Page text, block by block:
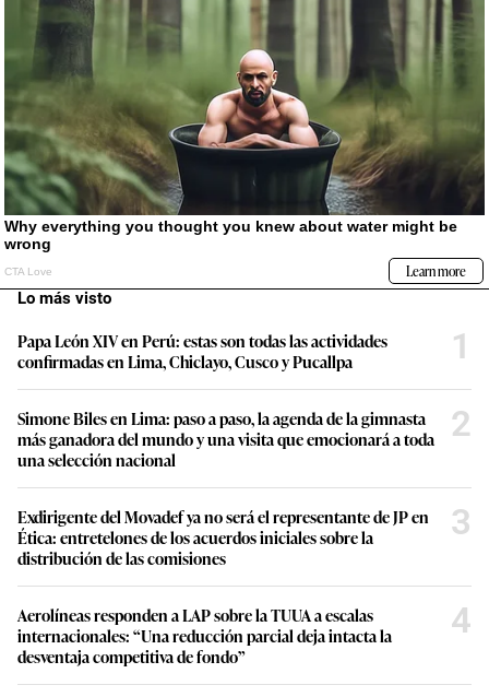
Lo más visto
Papa León XIV en Perú: estas son todas las actividades
confirmadas en Lima, Chiclayo, Cusco y Pucallpa
1
Simone Biles en Lima: paso a paso, la agenda de la gimnasta
más ganadora del mundo y una visita que emocionará a toda
una selección nacional
2
Exdirigente del Movadef ya no será el representante de JP en
Ética: entretelones de los acuerdos iniciales sobre la
distribución de las comisiones
3
Aerolíneas responden a LAP sobre la TUUA a escalas
internacionales: “Una reducción parcial deja intacta la
desventaja competitiva de fondo”
4